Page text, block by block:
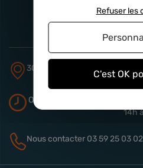
305 rue de Quiery ZA Aérodrome
Ouverture du magasin Du
14h
Nous contacter 03 59 25 03 02
C'est OK
Refuser les